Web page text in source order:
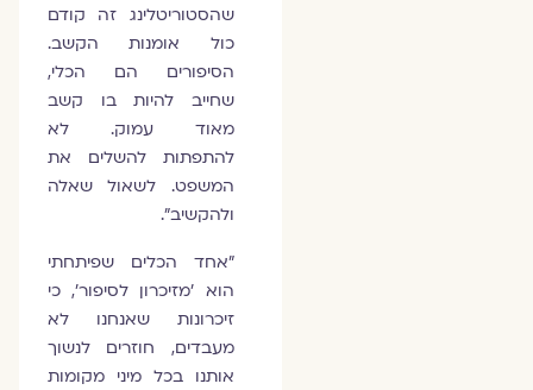
שהסטוריטלינג זה קודם
כול אומנות הקשב.
הסיפורים הם הכלי,
שחייב להיות בו קשב
מאוד עמוק. לא
להתפתות להשלים את
המשפט. לשאול שאלה
ולהקשיב".
"אחד הכלים שפיתחתי
הוא 'מזיכרון לסיפור', כי
זיכרונות שאנחנו לא
מעבדים, חוזרים לנשוך
אותנו בכל מיני מקומות